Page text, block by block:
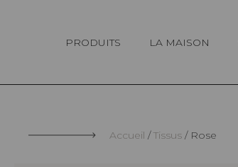
PRODUITS LA MAISON
Accueil Tissus Rose